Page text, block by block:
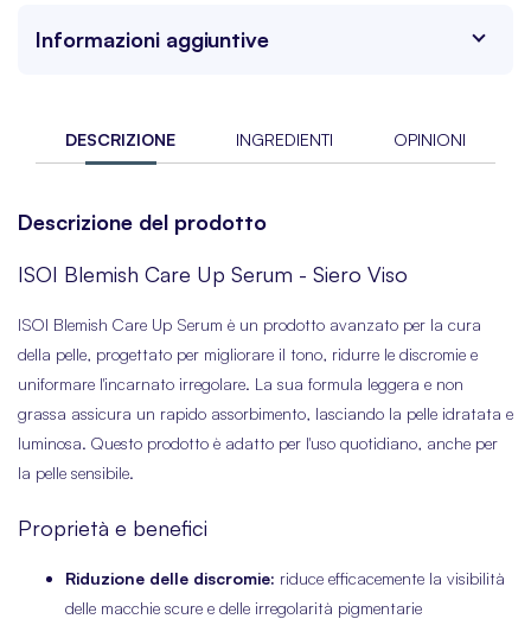
DESCRIZIONE INGREDIENTI OPINIONI
Descrizione del prodotto
ISOI Blemish Care Up Serum - Siero Viso
ISOI Blemish Care Up Serum è un prodotto avanzato per la cura
della pelle, progettato per migliorare il tono, ridurre le discromie e
uniformare l'incarnato irregolare. La sua formula leggera e non
grassa assicura un rapido assorbimento, lasciando la pelle idratata e
luminosa. Questo prodotto è adatto per l'uso quotidiano, anche per
la pelle sensibile.
Proprietà e benefici
Riduzione delle discromie: riduce efficacemente la visibilità
delle macchie scure e delle irregolarità pigmentarie
Informazioni aggiuntive